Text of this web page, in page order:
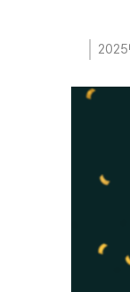
2025